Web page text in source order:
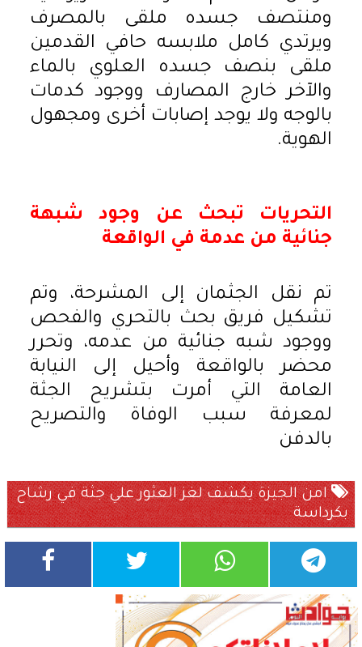
ومنتصف جسده ملقى بالمصرف
ويرتدي كامل ملابسه حافي القدمين
ملقى بنصف جسده العلوي بالماء
والآخر خارج المصارف ووجود كدمات
بالوجه ولا يوجد إصابات أخرى ومجهول
الهوية.
التحريات تبحث عن وجود شبهة
جنائية من عدمة في الواقعة
تم نقل الجثمان إلى المشرحة، وتم
تشكيل فريق بحث بالتحري والفحص
ووجود شبه جنائية من عدمه، وتحرر
محضر بالواقعة وأحيل إلى النيابة
العامة التي أمرت بتشريح الجثة
لمعرفة سبب الوفاة والتصريح
بالدفن
امن الجيزة يكشف لغز العثور علي جثة في رشاح
بكرداسة